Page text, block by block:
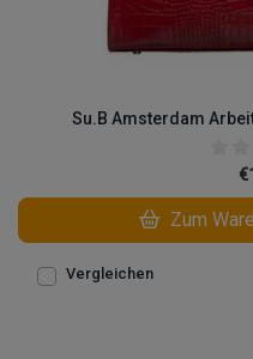
Su.B Amsterdam
Zum
Vergleichen